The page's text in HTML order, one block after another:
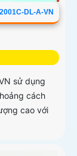
DL-A-VN
sử dụng
cách
cao với